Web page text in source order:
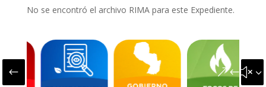
No se encontró el archivo RIMA para este Expediente.
#